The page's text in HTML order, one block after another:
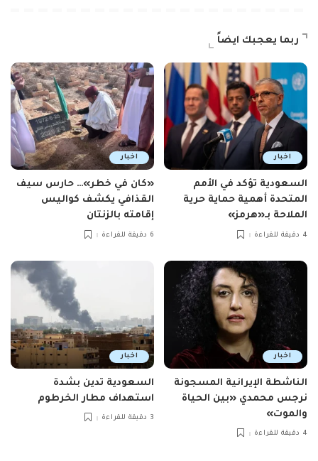
ربما يعجبك ايضاً
اخبار
السعودية تؤكد في الأمم
المتحدة أهمية حماية حرية
الملاحة بـ«هرمز»
4 دقيقة للقراءة
اخبار
«كان في خطر»… حارس سيف
القذافي يكشف كواليس
إقامته بالزنتان
6 دقيقة للقراءة
اخبار
الناشطة الإيرانية المسجونة
نرجس محمدي «بين الحياة
والموت»
4 دقيقة للقراءة
اخبار
السعودية تدين بشدة
استهداف مطار الخرطوم
3 دقيقة للقراءة